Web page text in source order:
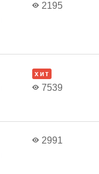
2195
хит
7539
2991